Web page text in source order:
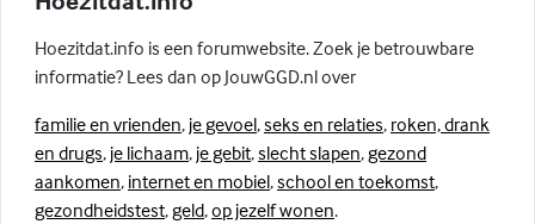
Hoezitdat.info is een forumwebsite. Zoek je betrouwbare
informatie? Lees dan op JouwGGD.nl over
familie en vrienden, je gevoel,seks en relaties, roken, drank
en drugs, je lichaam, je gebit,slecht slapen,gezond
aankomen, internet en mobiel,school en toekomst,
gezondheidstest,geld,op jezelf wonen.